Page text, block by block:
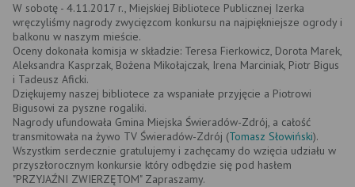
W sobotę - 4.11.2017 r., Miejskiej Bibliotece Publicznej Izerka
wręczyliśmy nagrody zwycięzcom konkursu na najpiękniejsze ogrody i
balkonu w naszym mieście.
Oceny dokonała komisja w składzie: Teresa Fierkowicz, Dorota Marek,
Aleksandra Kasprzak, Bożena Mikołajczak, Irena Marciniak, Piotr Bigus
i Tadeusz Aficki.
Dziękujemy naszej bibliotece za wspaniałe przyjęcie a Piotrowi
Bigusowi za pyszne rogaliki.
Nagrody ufundowała Gmina Miejska Świeradów-Zdrój, a całość
transmitowała na żywo TV Świeradów-Zdrój (Tomasz Słowiński).
Wszystkim serdecznie gratulujemy i zachęcamy do wzięcia udziału w
przyszłorocznym konkursie który odbędzie się pod hasłem
"PRZYJAŹNI ZWIERZĘTOM" Zapraszamy.